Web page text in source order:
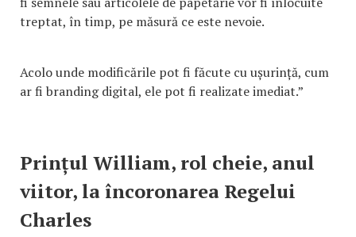
treptat, în timp, pe măsură ce este nevoie.
Acolo unde modificările pot fi făcute cu ușurință, cum
ar fi branding digital, ele pot fi realizate imediat.”
Prințul William, rol cheie, anul
viitor, la încoronarea Regelui
Charles